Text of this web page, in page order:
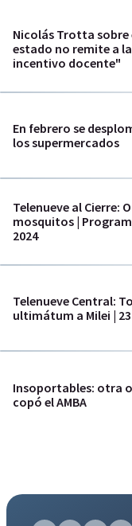
Nicolás Trotta
estado no remite a
incentivo docente"
En febrero se
los supermercados
Telenueve al Cierre:
mosquitos |
2024
Telenueve Central:
ultimátum a Milei |
Insoportables: otra
copó el AMBA